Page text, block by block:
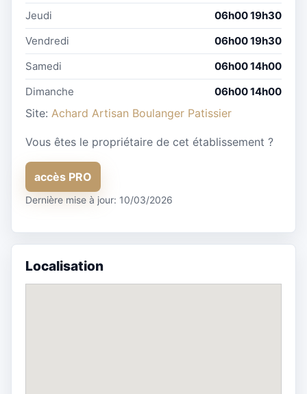
Jeudi
06h00 19h30
Vendredi
06h00 19h30
Samedi
06h00 14h00
Dimanche
06h00 14h00
Site: Achard Artisan Boulanger Patissier
Vous êtes le propriétaire de cet établissement ?
accès PRO
Dernière mise à jour: 10/03/2026
Localisation